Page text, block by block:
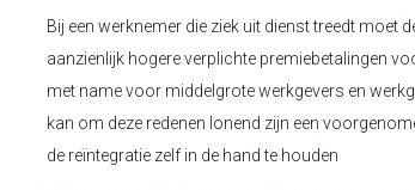
Bij een werknemer die ziek uit dienst treedt moet
aanzienlijk hogere verplichte premiebetalingen
met name voor middelgrote werkgevers en
kan om deze redenen lonend zijn een
de reïntegratie zelf in de hand te houden